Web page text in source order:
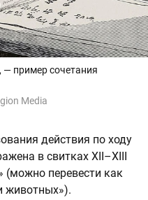
пример сочетания
Media
действия по ходу
в свитках ХII–XIII
(можно перевести как
животных»).